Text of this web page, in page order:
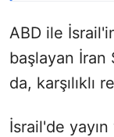
ABD ile
başlayan İran
da, karşılıklı
İsrail'de